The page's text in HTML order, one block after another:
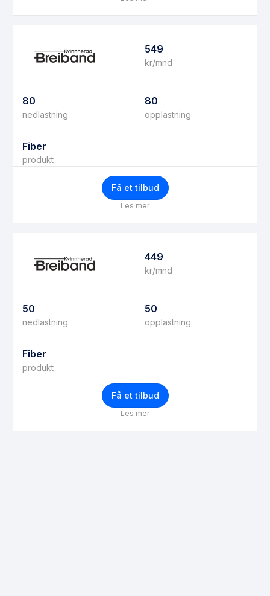
549
kr/mnd
80
nedlastning
80
opplastning
Fiber
produkt
Få et tilbud
Les mer
449
kr/mnd
50
nedlastning
50
opplastning
Fiber
produkt
Få et tilbud
Les mer